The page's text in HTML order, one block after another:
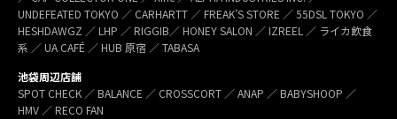
UNDEFEATED TOKYO ／ CARHARTT ／ FREAK’S STORE ／ 55DSL TOKYO ／
HESHDAWGZ ／ LHP ／ RIGGIB／ HONEY SALON ／ IZREEL ／ ライカ飲食
系 ／ UA CAFÉ ／ HUB 原宿 ／ TABASA
池袋周辺店舗
SPOT CHECK ／ BALANCE ／ CROSSCORT ／ ANAP ／ BABYSHOOP ／
HMV ／ RECO FAN